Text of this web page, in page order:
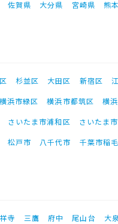
佐賀県 大分県 宮崎県 熊
杉並区 大田区 新宿区
横浜市緑区 横浜市都筑区 横
さいたま市浦和区 さいたま
松戸市 八千代市 千葉市稲
寺 三鷹 府中 尾山台 大